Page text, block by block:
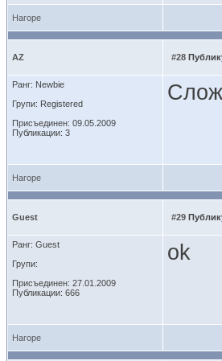
Нагоре
AZ #28
Ранг: Newbie
Групи: Registered
Присъединен: 09.05.2009
Публикации: 3
Нагоре
Guest #29
Ранг: Guest
Групи:
Присъединен: 27.01.2009
Публикации: 666
ok
Нагоре